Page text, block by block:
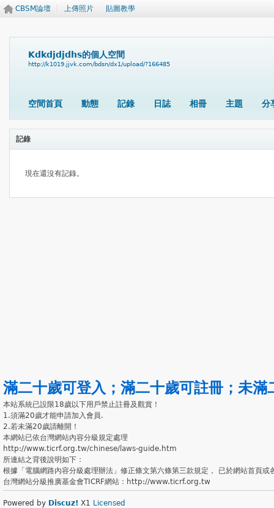
CBSM論壇 上傳照片 貼圖教學
Kdkdjdjdhs的個人空間
http://k1019.jjvk.com/bdsn/dx1/upload/?166485
空間首頁 動態 記錄 日誌 相冊 主題 分
記錄
現在還沒有記錄。
滿二十歲可登入 ； 滿二十歲可註冊 ； 未滿
本站系統已設限18歲以下用戶禁止註冊及觀賞！
1.須滿20歲才能申請加入會員.
2.若未滿20歲請離開！
本網站已依台灣網站內容分級規定處理
http://www.ticrf.org.tw/chinese/laws-guide.htm
所連結之背後說明如下：
根據「電腦網路內容分級處理辦法」修正條文第六條第三款規定， 已於網站首頁
台灣網站分級推廣基金會TICRF網站：http://www.ticrf.org.tw
Powered by Discuz! X1 Licensed